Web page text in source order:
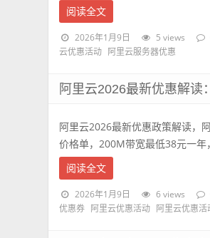
阅读全文
2026年1月9日 5 views
云优惠活动
阿里云服务器优惠
阿里云2026最新优惠解读
阿里云2026最新优惠政策解读，
价格单，200M带宽最低38元一
阅读全文
2026年1月9日 6 views
优惠券
阿里云优惠活动 阿里云优惠活